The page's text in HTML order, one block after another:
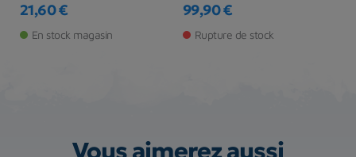
Prix
21,60 €
En stock magasin
Prix
99,90 €
Rupture de stock